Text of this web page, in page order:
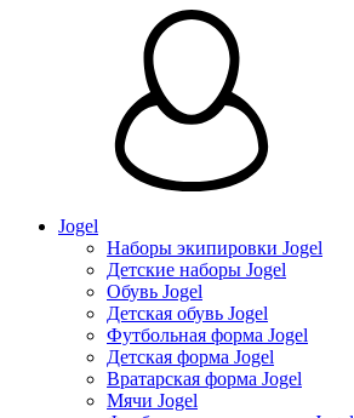
Jogel
Наборы экипировки Jogel
Детские наборы Jogel
Обувь Jogel
Детская обувь Jogel
Футбольная форма Jogel
Детская форма Jogel
Вратарская форма Jogel
Мячи Jogel